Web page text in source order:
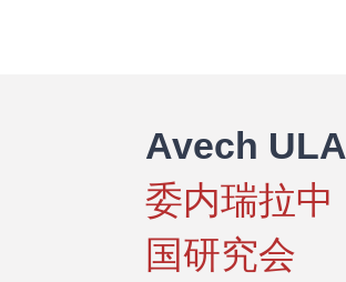
Avech ULA
委内瑞拉中
国研究会